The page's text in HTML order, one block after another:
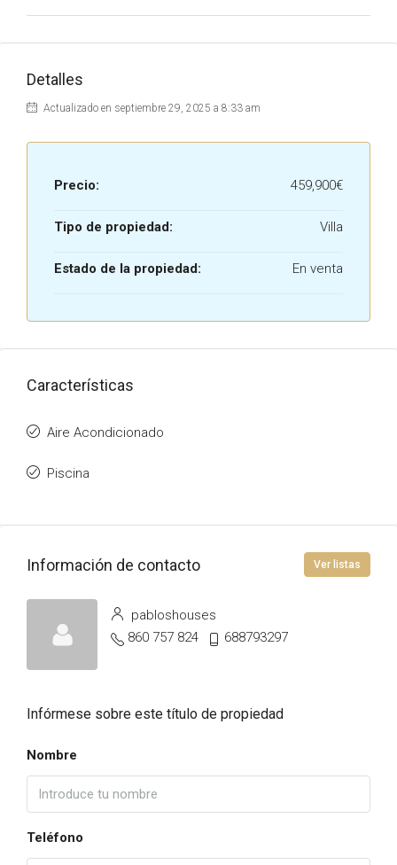
Detalles
Actualizado en septiembre 29, 2025 a 8:33 am
Precio: 459,900€
Tipo de propiedad: Villa
Estado de la propiedad: En venta
Características
Aire Acondicionado
Piscina
Información de contacto Ver listas
pabloshouses
860 757 824
688793297
Infórmese sobre este título de propiedad
Nombre
Teléfono